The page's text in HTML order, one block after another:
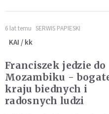
6 lat temu SERWIS PAPIESKI
KAI / kk
Franciszek jedzie do
Mozambiku -
kraju biednych i
radosnych ludzi